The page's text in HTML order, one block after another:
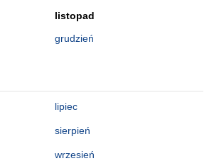
listopad
grudzień
lipiec
sierpień
wrzesień